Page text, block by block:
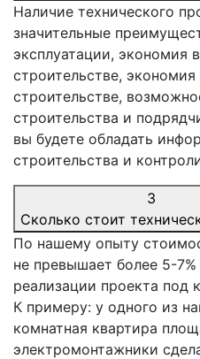
Наличие технического
значительные
эксплуатации, экономия
строительстве,
строительстве,
строительства и
вы будете обладать
строительства и
3
Сколько стоит
По нашему опыту
не превышает более 5-
реализации проекта под
К примеру: у одного из
комнатная квартира
электромонтажники